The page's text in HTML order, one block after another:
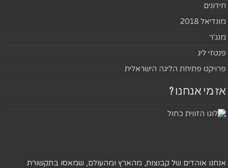
חידונים
מונדיאל 2018
מנג'ר
פנטזי ליג
פרויקט פתיחת הליגה הישראלית
אז מי אנחנו ?
אנחנו אוהדים של קבוצות, מהארץ ומהעולם, שמאסו בתקשורת